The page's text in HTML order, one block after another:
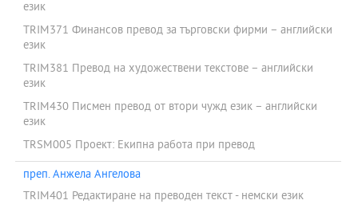
език
TRIM371 Финансов превод за търговски фирми – английски
език
TRIM381 Превод на художествени текстове – английски
език
TRIM430 Писмен превод от втори чужд език – английски
език
TRSM005 Проект: Екипна работа при превод
преп. Анжела Ангелова
TRIM401 Редактиране на преводен текст - немски език